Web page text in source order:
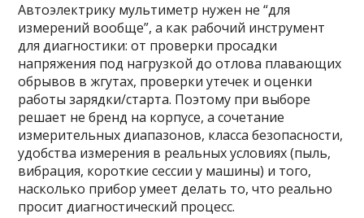
Автоэлектрику мультиметр нужен не “для
измерений вообще”, а как рабочий инструмент
для диагностики: от проверки просадки
напряжения под нагрузкой до отлова плавающих
обрывов в жгутах, проверки утечек и оценки
работы зарядки/старта. Поэтому при выборе
решает не бренд на корпусе, а сочетание
измерительных диапазонов, класса безопасности,
удобства измерения в реальных условиях (пыль,
вибрация, короткие сессии у машины) и того,
насколько прибор умеет делать то, что реально
просит диагностический процесс.